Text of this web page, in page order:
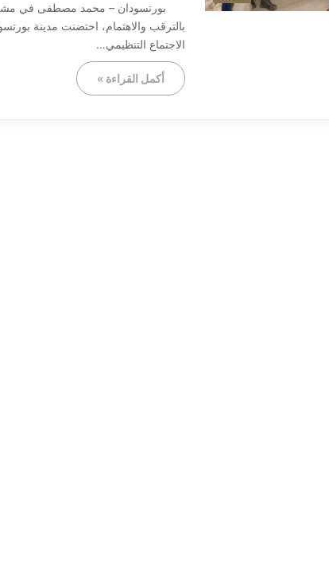
بورتسودان – محمد مصطفى في
بالترقب والاهتمام، احتضنت مدينة
الاجتماع التنظيمي…
أكمل القراءة »